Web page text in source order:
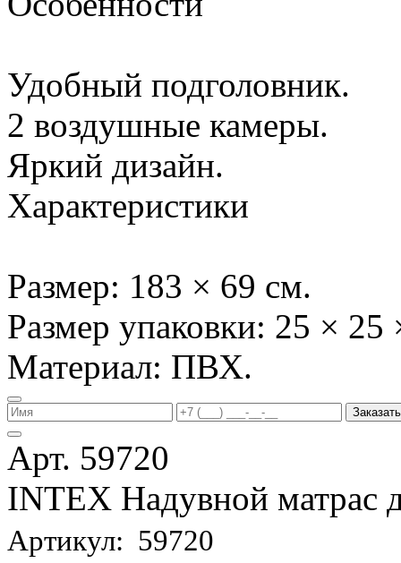
Удобный подголовник.
2 воздушные камеры.
Яркий дизайн.
Характеристики
Размер: 183 × 69 см.
Размер упаковки: 25 × 25
Материал: ПВХ.
Заказать
Арт. 59720
INTEX Надувной матрас
Артикул: 59720